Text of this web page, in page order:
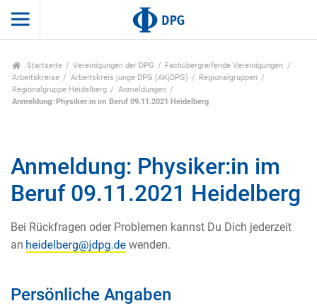
Startseite Vereinigungen der DPG
Fachübergreifende Vereinigungen
Arbeitskreise
Arbeitskreis junge DPG (AKjDPG)
Regionalgruppen
Regionalgruppe Heidelberg
Anmeldungen
Anmeldung: Physiker:in im Beruf 09.11.2021 Heidelberg
Anmeldung: Physiker:in im
Beruf 09.11.2021 Heidelberg
Bei Rückfragen oder Problemen kannst Du Dich jederzeit
an
wenden.
Persönliche Angaben